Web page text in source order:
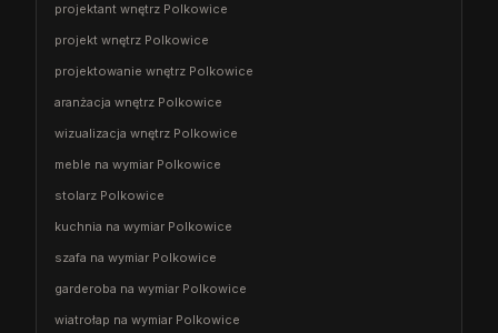
projektant wnętrz Polkowice
projekt wnętrz Polkowice
projektowanie wnętrz Polkowice
aranżacja wnętrz Polkowice
wizualizacja wnętrz Polkowice
meble na wymiar Polkowice
stolarz Polkowice
kuchnia na wymiar Polkowice
szafa na wymiar Polkowice
garderoba na wymiar Polkowice
wiatrołap na wymiar Polkowice